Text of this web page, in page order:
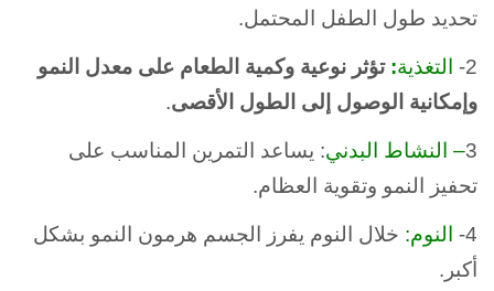
تحديد طول الطفل المحتمل.
2- التغذية: تؤثر نوعية وكمية الطعام على معدل النمو
وإمكانية الوصول إلى الطول الأقصى.
3– النشاط البدني: يساعد التمرين المناسب على
تحفيز النمو وتقوية العظام.
4- النوم: خلال النوم يفرز الجسم هرمون النمو بشكل
أكبر.